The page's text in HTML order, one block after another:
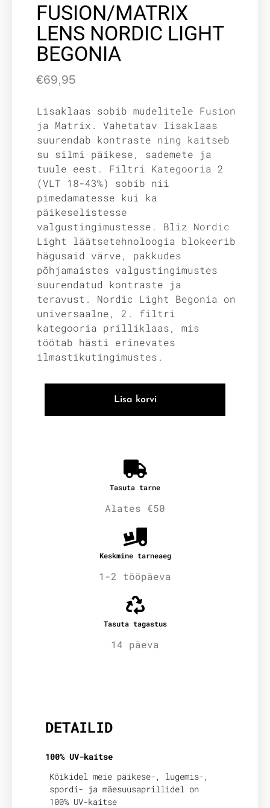
FUSION/MATRIX
LENS NORDIC LIGHT
BEGONIA
€69,95
Lisaklaas sobib mudelitele Fusion
ja Matrix. Vahetatav lisaklaas
suurendab kontraste ning kaitseb
su silmi päikese, sademete ja
tuule eest. Filtri Kategooria 2
(VLT 18-43%) sobib nii
pimedamatesse kui ka
päikeselistesse
valgustingimustesse. Bliz Nordic
Light läätsetehnoloogia blokeerib
hägusaid värve, pakkudes
põhjamaistes valgustingimustes
suurendatud kontraste ja
teravust. Nordic Light Begonia on
universaalne, 2. filtri
kategooria prilliklaas, mis
töötab hästi erinevates
ilmastikutingimustes.
Lisa korvi
Tasuta tarne
Alates €50
Keskmine tarneaeg
1-2 tööpäeva
Tasuta tagastus
14 päeva
DETAILID
100% UV-kaitse
Kõikidel meie päikese-, lugemis-,
spordi- ja mäesuusaprillidel on
100% UV-kaitse